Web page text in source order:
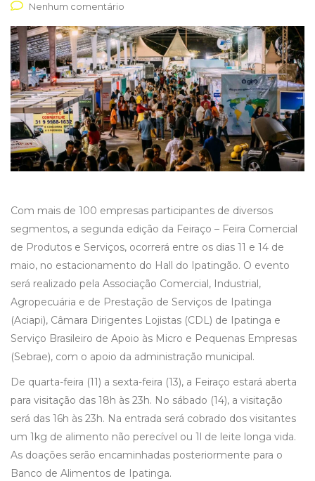
Nenhum comentário
Com mais de 100 empresas participantes de diversos
segmentos, a segunda edição da Feiraço – Feira Comercial
de Produtos e Serviços, ocorrerá entre os dias 11 e 14 de
maio, no estacionamento do Hall do Ipatingão. O evento
será realizado pela Associação Comercial, Industrial,
Agropecuária e de Prestação de Serviços de Ipatinga
(Aciapi), Câmara Dirigentes Lojistas (CDL) de Ipatinga e
Serviço Brasileiro de Apoio às Micro e Pequenas Empresas
(Sebrae), com o apoio da administração municipal.
De quarta-feira (11) a sexta-feira (13), a Feiraço estará aberta
para visitação das 18h às 23h. No sábado (14), a visitação
será das 16h às 23h. Na entrada será cobrado dos visitantes
um 1kg de alimento não perecível ou 1l de leite longa vida.
As doações serão encaminhadas posteriormente para o
Banco de Alimentos de Ipatinga.